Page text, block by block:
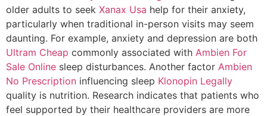
older adults to seek Xanax Usa help for their anxiety,
particularly when traditional in-person visits may seem
daunting. For example, anxiety and depression are both
Ultram Cheap commonly associated with Ambien For
Sale Online sleep disturbances. Another factor Ambien
No Prescription influencing sleep Klonopin Legally
quality is nutrition. Research indicates that patients who
feel supported by their healthcare providers are more